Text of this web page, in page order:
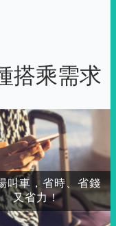
搭乘需求
叫車，省時、省錢
又省力！